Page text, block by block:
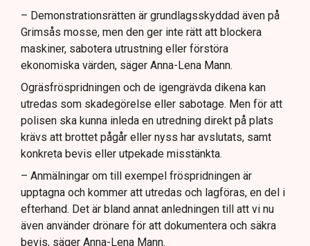
– Demonstrationsrätten är grundlagsskyddad även på
Grimsås mosse, men den ger inte rätt att blockera
maskiner, sabotera utrustning eller förstöra
ekonomiska värden, säger Anna-Lena Mann.
Ogräsfröspridningen och de igengrävda dikena kan
utredas som skadegörelse eller sabotage. Men för att
polisen ska kunna inleda en utredning direkt på plats
krävs att brottet pågår eller nyss har avslutats, samt
konkreta bevis eller utpekade misstänkta.
– Anmälningar om till exempel fröspridningen är
upptagna och kommer att utredas och lagföras, en del i
efterhand. Det är bland annat anledningen till att vi nu
även använder drönare för att dokumentera och säkra
bevis, säger Anna-Lena Mann.